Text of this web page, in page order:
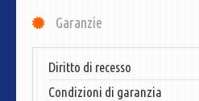
Garanzie
Diritto di recesso
Condizioni di garanzia